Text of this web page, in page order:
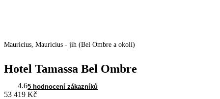
Mauricius, Mauricius - jih (Bel Ombre a okolí)
Hotel Tamassa Bel Ombre
4.65 hodnocení zákazníků
53 419 Kč